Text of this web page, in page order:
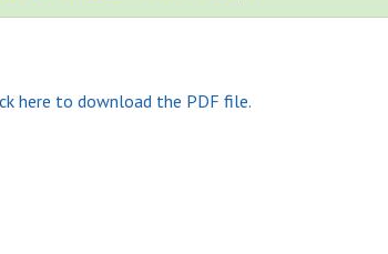
here to download the PDF file.